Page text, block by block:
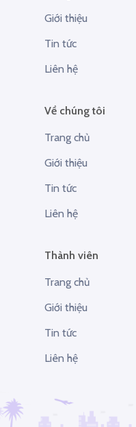
Giới thiệu
Tin tức
Liên hệ
Về chúng tôi
Trang chủ
Giới thiệu
Tin tức
Liên hệ
Thành viên
Trang chủ
Giới thiệu
Tin tức
Liên hệ